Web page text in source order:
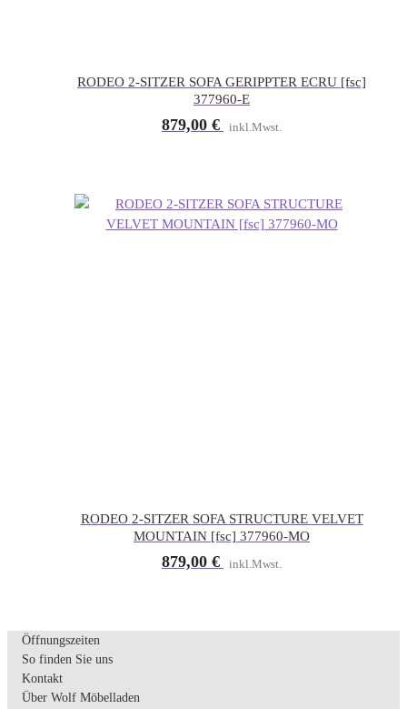
RODEO 2-SITZER SOFA GERIPPTER ECRU [fsc]
377960-E
879,00 € inkl.Mwst.
RODEO 2-SITZER SOFA STRUCTURE VELVET
MOUNTAIN [fsc] 377960-MO
879,00 € inkl.Mwst.
Öffnungszeiten
So finden Sie uns
Kontakt
Über Wolf Möbelladen